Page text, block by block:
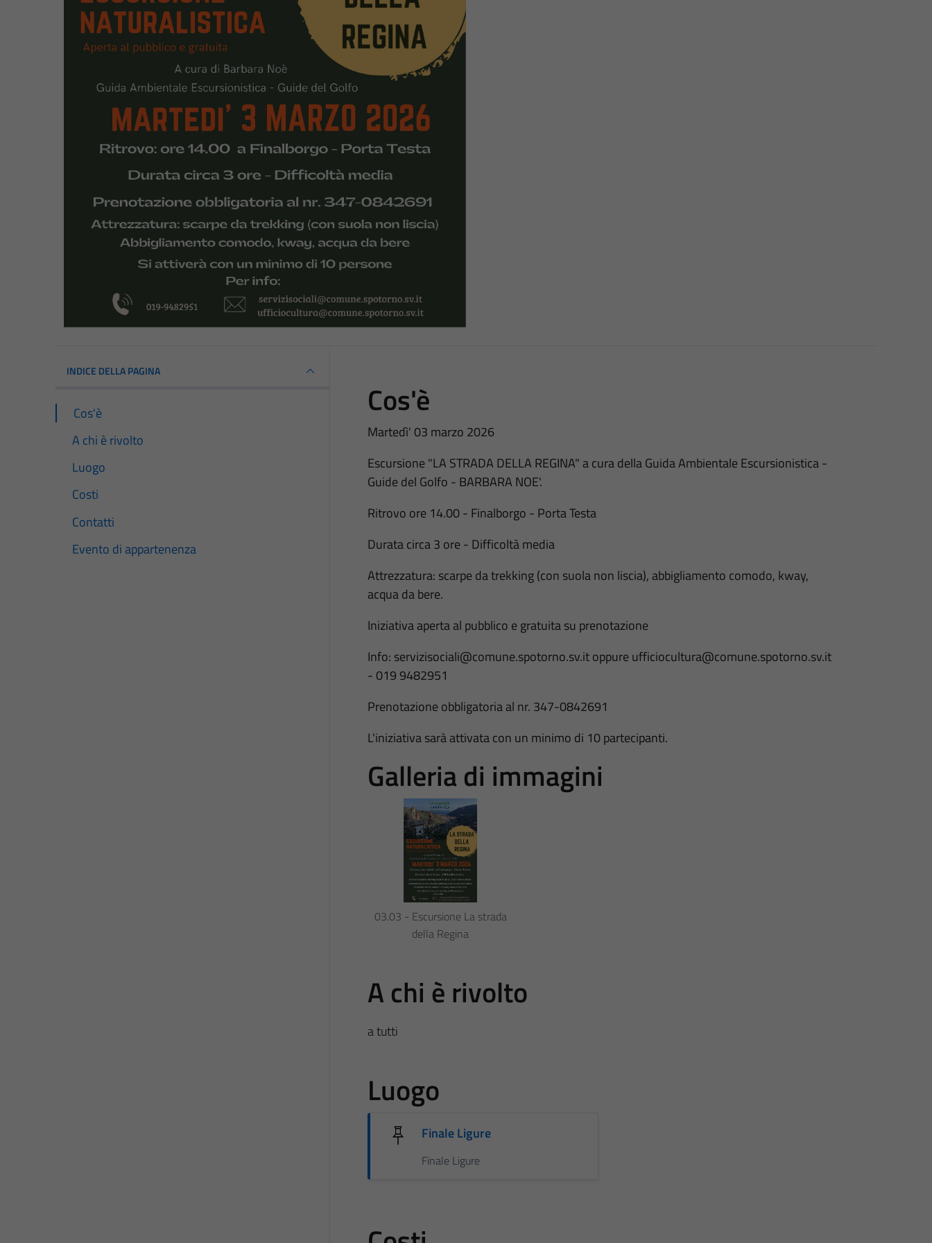
INDICE DELLA PAGINA
Cos'è
A chi è rivolto
Luogo
Costi
Contatti
Evento di appartenenza
Cos'è
Martedì' 03 marzo 2026
Escursione "LA STRADA DELLA REGINA" a cura della Guida Ambientale Escursionistica -
Guide del Golfo - BARBARA NOE'.
Ritrovo ore 14.00 - Finalborgo - Porta Testa
Durata circa 3 ore - Difficoltà media
Attrezzatura: scarpe da trekking (con suola non liscia), abbigliamento comodo, kway,
acqua da bere.
Iniziativa aperta al pubblico e gratuita su prenotazione
Info: servizisociali@comune.spotorno.sv.it oppure ufficiocultura@comune.spotorno.sv.it
- 019 9482951
Prenotazione obbligatoria al nr. 347-0842691
L'iniziativa sarà attivata con un minimo di 10 partecipanti.
Galleria di immagini
03.03 - Escursione La strada
della Regina
A chi è rivolto
a tutti
Luogo
Finale Ligure
Finale Ligure